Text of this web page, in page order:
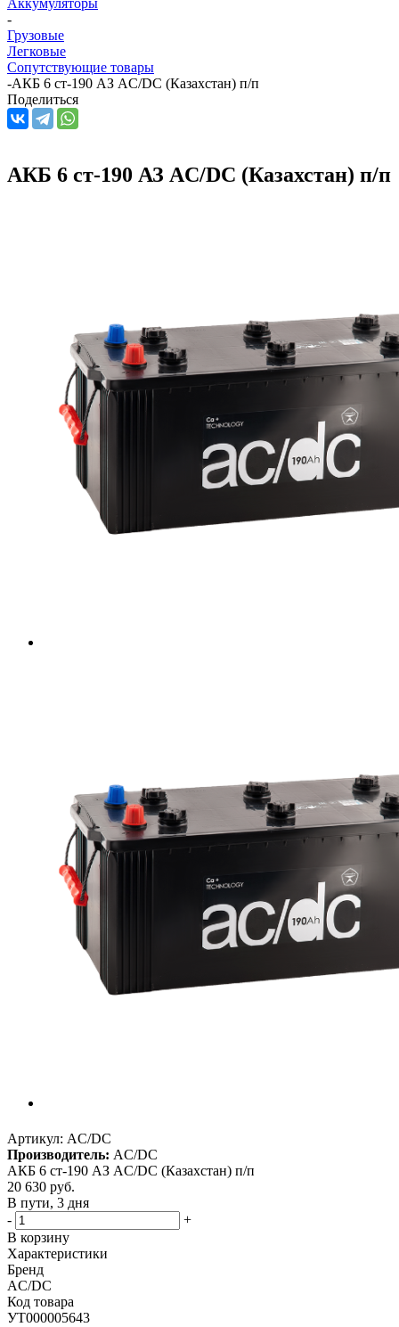
-
Грузовые
Легковые
Сопутствующие товары
-АКБ 6 ст-190 АЗ AC/DC (Казахстан) п/п
Поделиться
АКБ 6 ст-190 АЗ AC/DC (Казахстан) п/п
Артикул: AC/DC
Производитель: AC/DC
АКБ 6 ст-190 АЗ AC/DC (Казахстан) п/п
20 630 руб.
В пути, 3 дня
-
+
В корзину
Характеристики
Бренд
AC/DC
Код товара
УТ000005643